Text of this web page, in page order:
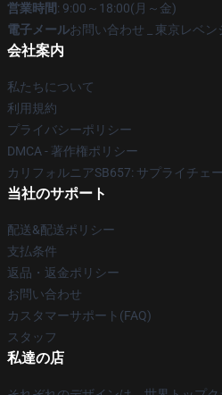
営業時間: 9:00～18:00(月～金)
電子メールお問い合わせ _ 東京レベ
会社案内
私たちについて
利用規約
プライバシーポリシー
DMCA - 著作権ポリシー
カリフォルニアSB657: サプライチェ
当社のサポート
配送&配送ポリシー
支払条件
返品・返金ポリシー
お問い合わせ
カスタマーサポート(FAQ)
スタッフ
私達の店